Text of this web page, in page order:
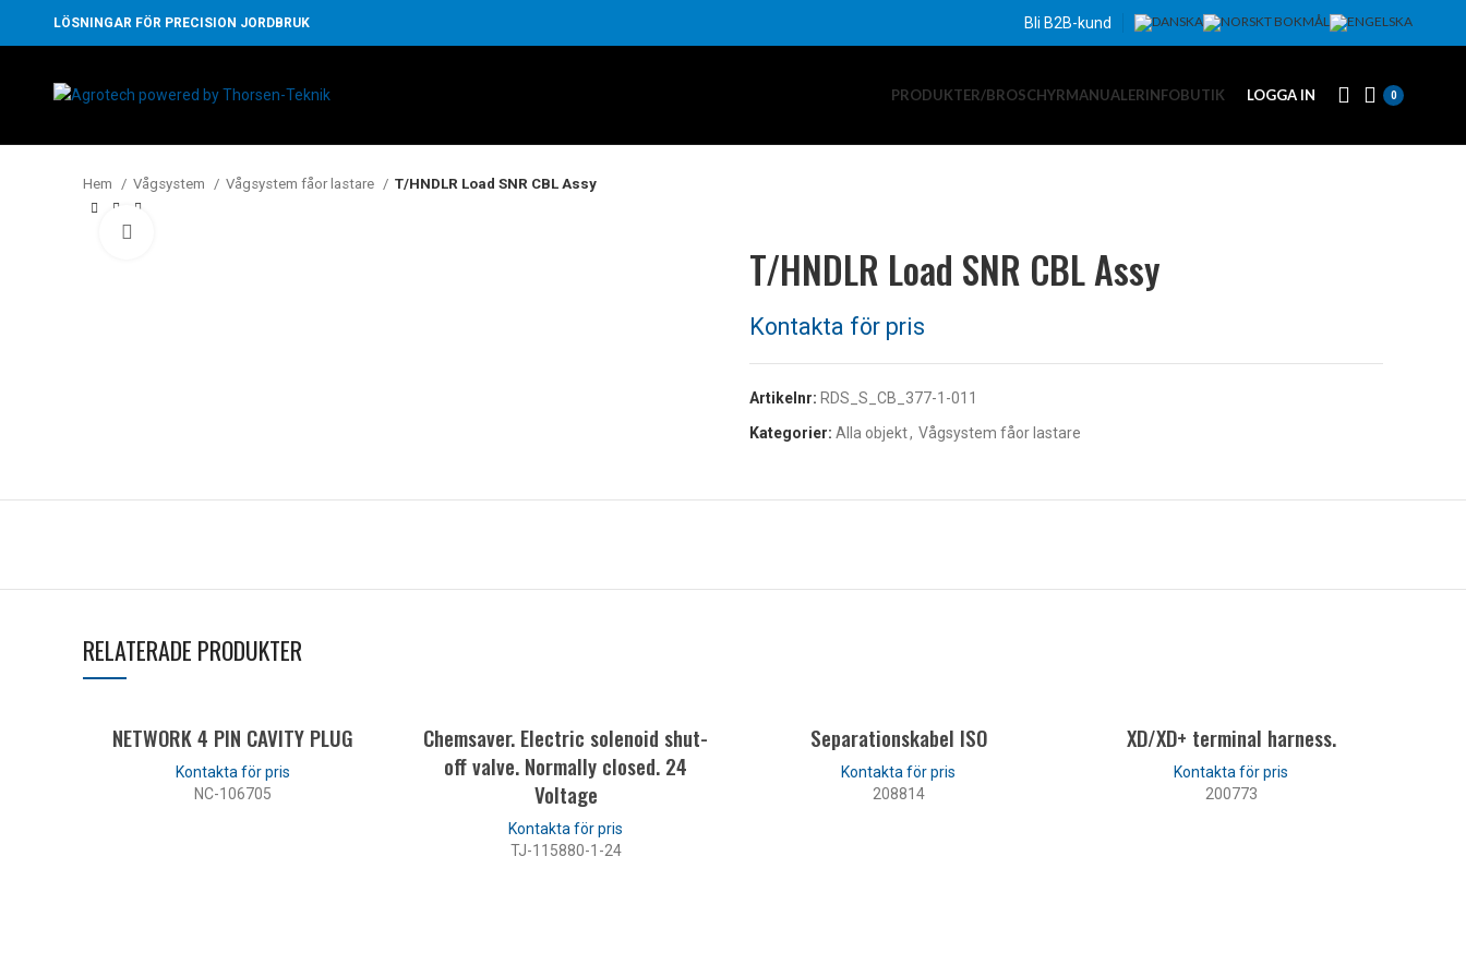
LÖSNINGAR FÖR PRECISION JORDBRUK Bli B2B-kund
PRODUKTER/BROSCHYRMANUALERINFOBUTIK LOGGA IN 0
Hem Vågsystem Vågsystem fåor lastare T/HNDLR Load SNR CBL Assy
T/HNDLR Load SNR CBL Assy
Artikelnr: RDS_S_CB_377-1-011
Kategorier: Alla objekt, Vågsystem fåor lastare
RELATERADE PRODUKTER
NETWORK 4 PIN CAVITY PLUG
NC-106705
Chemsaver. Electric solenoid shut-
off valve. Normally closed. 24
Voltage
TJ-115880-1-24
Separationskabel ISO
208814
XD/XD+ terminal harness.
200773